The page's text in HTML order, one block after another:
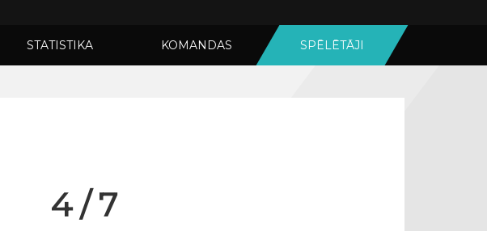
STATISTIKA KOMANDAS SPĒLĒTĀJI
4 / 7